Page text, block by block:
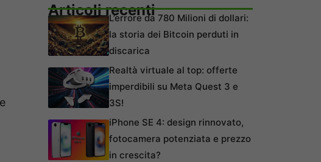
Articoli recentiL’errore da 780 Milioni di dollari:
la storia dei Bitcoin perduti in
discarica
Realtà virtuale al top: offerte
imperdibili su Meta Quest 3 e
3S!
iPhone SE 4: design rinnovato,
fotocamera potenziata e prezzo
in crescita?